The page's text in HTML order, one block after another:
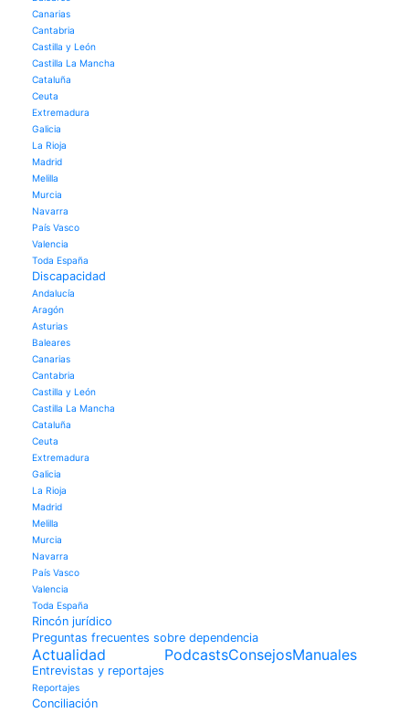
Canarias
Cantabria
Castilla y León
Castilla La Mancha
Cataluña
Ceuta
Extremadura
Galicia
La Rioja
Madrid
Melilla
Murcia
Navarra
País Vasco
Valencia
Toda España
Discapacidad
Andalucía
Aragón
Asturias
Baleares
Canarias
Cantabria
Castilla y León
Castilla La Mancha
Cataluña
Ceuta
Extremadura
Galicia
La Rioja
Madrid
Melilla
Murcia
Navarra
País Vasco
Valencia
Toda España
Rincón jurídico
Preguntas frecuentes sobre dependencia
Actualidad
Entrevistas y reportajes
Reportajes
Conciliación
PodcastsConsejosManuales